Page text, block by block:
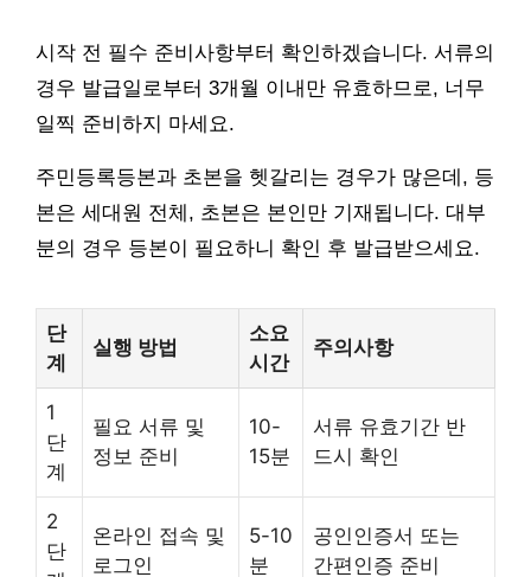
시작 전 필수 준비사항부터 확인하겠습니다. 서류의
경우 발급일로부터 3개월 이내만 유효하므로, 너무
일찍 준비하지 마세요.
주민등록등본과 초본을 헷갈리는 경우가 많은데, 등
본은 세대원 전체, 초본은 본인만 기재됩니다. 대부
분의 경우 등본이 필요하니 확인 후 발급받으세요.
단
계
실행 방법
소요
시간
주의사항
1
단
계
필요 서류 및
정보 준비
10-
15분
서류 유효기간 반
드시 확인
2
단
온라인 접속 및
로그인
5-10
분
공인인증서 또는
간편인증 준비